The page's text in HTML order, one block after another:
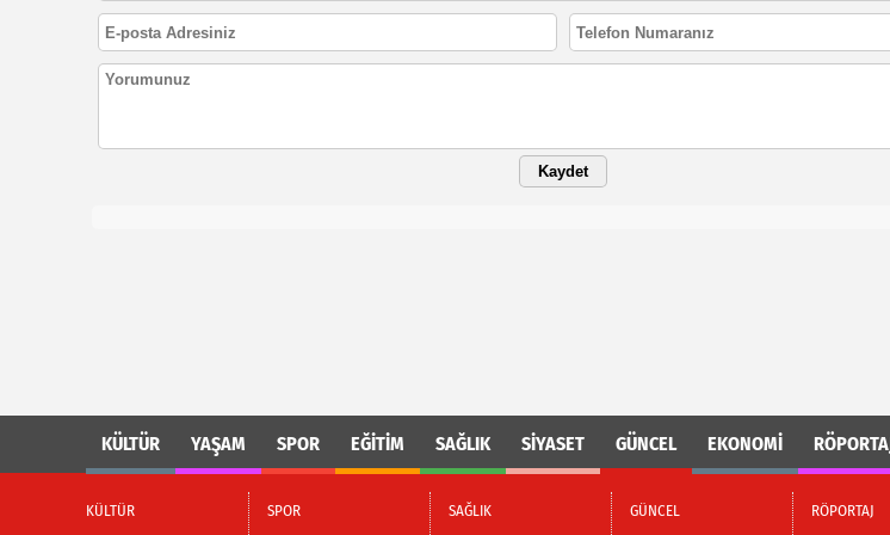
Kaydet
KÜLTÜR YAŞAM SPOR EĞİTİM SAĞLIK SİYASET GÜNCEL EKONOMİ
KÜLTÜR SPOR SAĞLIK GÜNCEL RÖPORTAJ